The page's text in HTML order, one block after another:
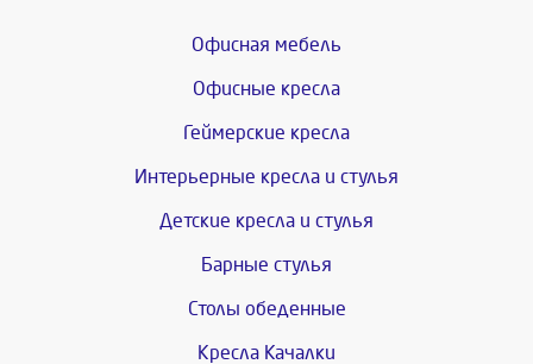
Офисная мебель
Офисные кресла
Геймерские кресла
Интерьерные кресла и стулья
Детские кресла и стулья
Барные стулья
Столы обеденные
Кресла Качалки